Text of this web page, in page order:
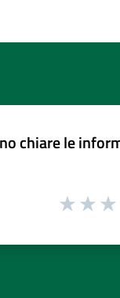
chiare le